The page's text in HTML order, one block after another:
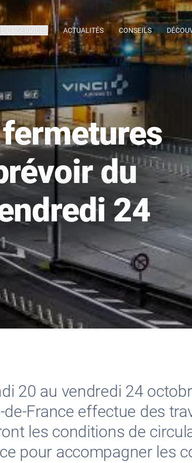
ET SERVICES ACTUALITÉS CONSEILS
du
24
20 au vendredi 24
de-France effectue des
les conditions de
pour accompagner les